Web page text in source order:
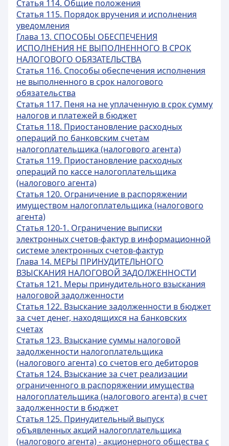
Статья 114. Общие положения
Статья 115. Порядок вручения и исполнения
уведомления
Глава 13. СПОСОБЫ ОБЕСПЕЧЕНИЯ
ИСПОЛНЕНИЯ НЕ ВЫПОЛНЕННОГО В СРОК
НАЛОГОВОГО ОБЯЗАТЕЛЬСТВА
Статья 116. Способы обеспечения исполнения
не выполненного в срок налогового
обязательства
Статья 117. Пеня на не уплаченную в срок сумму
налогов и платежей в бюджет
Статья 118. Приостановление расходных
операций по банковским счетам
налогоплательщика (налогового агента)
Статья 119. Приостановление расходных
операций по кассе налогоплательщика
(налогового агента)
Статья 120. Ограничение в распоряжении
имуществом налогоплательщика (налогового
агента)
Статья 120-1. Ограничение выписки
электронных счетов-фактур в информационной
системе электронных счетов-фактур
Глава 14. МЕРЫ ПРИНУДИТЕЛЬНОГО
ВЗЫСКАНИЯ НАЛОГОВОЙ ЗАДОЛЖЕННОСТИ
Статья 121. Меры принудительного взыскания
налоговой задолженности
Статья 122. Взыскание задолженности в бюджет
за счет денег, находящихся на банковских
счетах
Статья 123. Взыскание суммы налоговой
задолженности налогоплательщика
(налогового агента) со счетов его дебиторов
Статья 124. Взыскание за счет реализации
ограниченного в распоряжении имущества
налогоплательщика (налогового агента) в счет
задолженности в бюджет
Статья 125. Принудительный выпуск
объявленных акций налогоплательщика
(налогового агента) - акционерного общества с